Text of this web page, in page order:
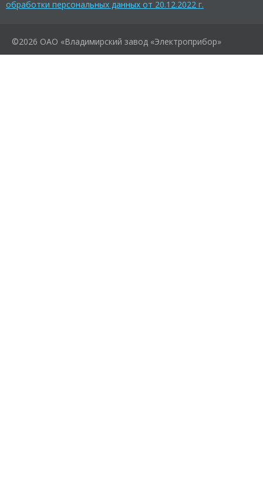
обработки персональных данных от 20.12.2022 г.
©2026 ОАО «Владимирский завод «Электроприбор»